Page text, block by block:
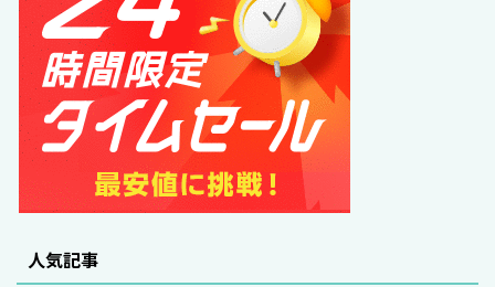
人気記事